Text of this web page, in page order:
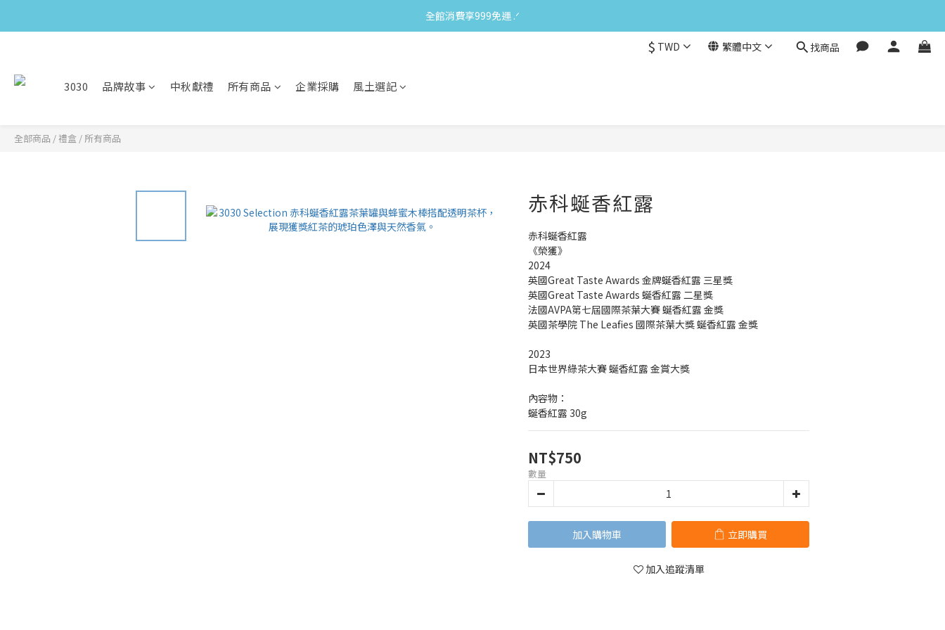
全館消費享999免運 ‪‪.ᐟ
$ TWD 繁體中文 找商品
3030 品牌故事 中秋獻禮 所有商品 企業採購 風土選記
全部商品 /禮盒 / 所有商品
赤科蜒香紅露
赤科蜒香紅露
《榮獲》
2024
英國Great Taste Awards 金牌蜒香紅露 三星獎
英國Great Taste Awards 蜒香紅露 二星獎
法國AVPA第七屆國際茶葉大賽 蜒香紅露 金獎
英國茶學院 The Leafies 國際茶葉大獎 蜒香紅露 金獎
2023
日本世界綠茶大賽 蜒香紅露 金賞大獎
內容物：
蜒香紅露 30g
NT$750
數量
加入購物車 立即購買
加入追蹤清單